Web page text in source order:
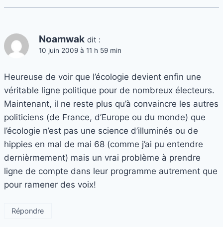
Noamwak dit :
10 juin 2009 à 11 h 59 min
Heureuse de voir que l’écologie devient enfin une
véritable ligne politique pour de nombreux électeurs.
Maintenant, il ne reste plus qu’à convaincre les autres
politiciens (de France, d’Europe ou du monde) que
l’écologie n’est pas une science d’illuminés ou de
hippies en mal de mai 68 (comme j’ai pu entendre
dernièrmement) mais un vrai problème à prendre
ligne de compte dans leur programme autrement que
pour ramener des voix!
Répondre